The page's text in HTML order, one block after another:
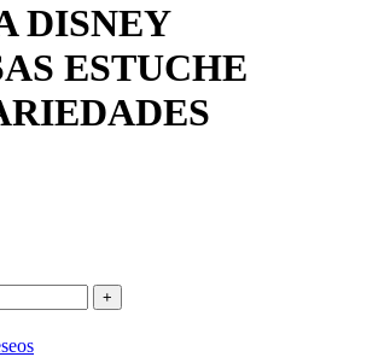
DISNEY
ESTUCHE